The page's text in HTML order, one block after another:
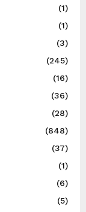
(1)
(1)
(3)
(245)
(16)
(36)
(28)
(848)
(37)
(1)
(6)
(5)